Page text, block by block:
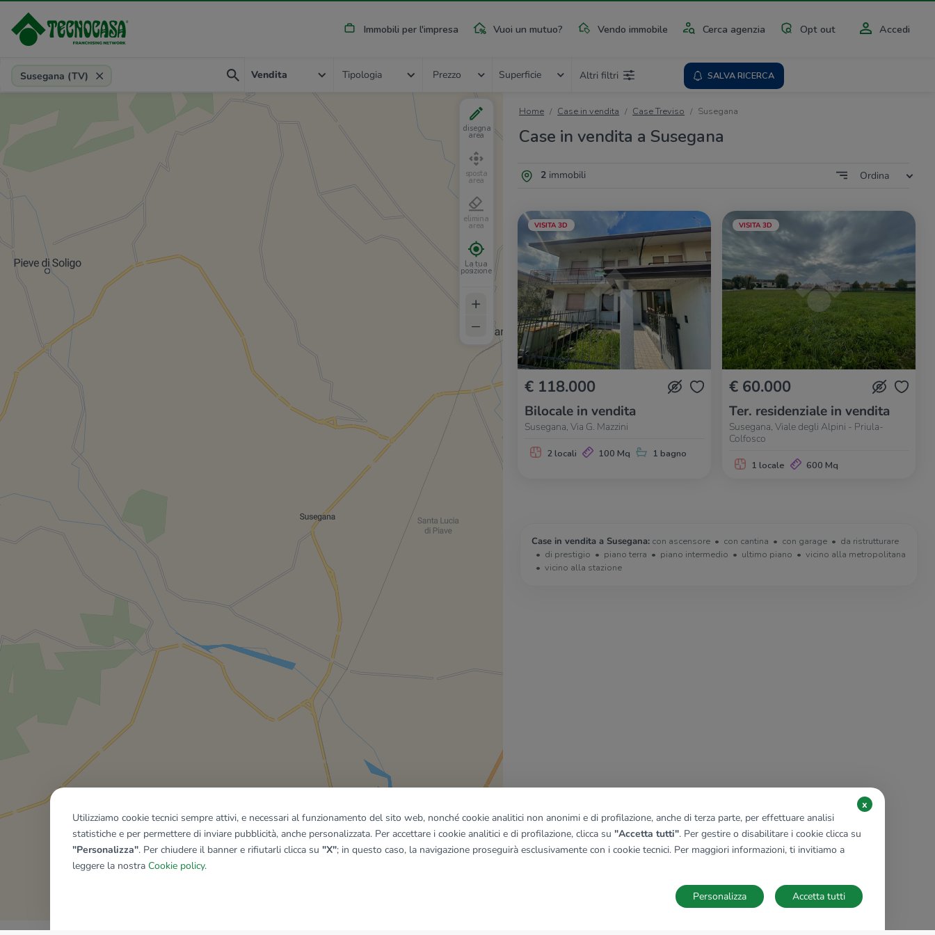
Immobili per l'impresa Vuoi un mutuo? Vendo immobile Cerca agenzia Opt out Accedi
Provincia, comune, zona, riferimento
Susegana (TV) Vendita Tipologia Prezzo Superficie Altri filtri SALVA RICERCA
Home Case in vendita Case Treviso Susegana
Case in vendita a Susegana
2immobili Ordina
VISITA 3D
€ 118.000
Bilocale in vendita
Susegana, Via G. Mazzini
2 locali 100 Mq 1 bagno
VISITA 3D
€ 60.000
Ter. residenziale in vendita
Susegana, Viale degli Alpini - Priula-
Colfosco
1 locale 600 Mq
Case in vendita a Susegana: con ascensore con cantina con garage
da ristrutturare
di prestigio
piano terra piano intermedio ultimo piano
vicino alla metropolitana
vicino alla stazione
disegna
area
sposta
area
elimina
area
La tua
posizione
+
–
Mostra tutti gli immobili del riquadro
Utilizziamo cookie tecnici sempre attivi, e necessari al funzionamento del sito web, nonché cookie analitici non anonimi e di profilazione, anche di terza parte, per effettuare analisi
statistiche e per permettere di inviare pubblicità, anche personalizzata. Per accettare i cookie analitici e di profilazione, clicca su "Accetta tutti". Per gestire o disabilitare i cookie clicca su
"Personalizza". Per chiudere il banner e rifiutarli clicca su "X"; in questo caso, la navigazione proseguirà esclusivamente con i cookie tecnici. Per maggiori informazioni, ti invitiamo a
leggere la nostra Cookie policy.
x
Accetta tutti
Personalizza